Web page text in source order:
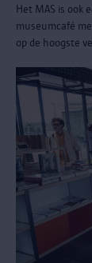
Het MAS is ook
museumcafé
op de hoogste